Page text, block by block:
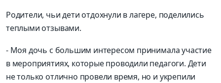
Родители, чьи дети отдохнули в лагере, поделились
теплыми отзывами.
- Моя дочь с большим интересом принимала участие
в мероприятиях, которые проводили педагоги. Дети
не только отлично провели время, но и укрепили